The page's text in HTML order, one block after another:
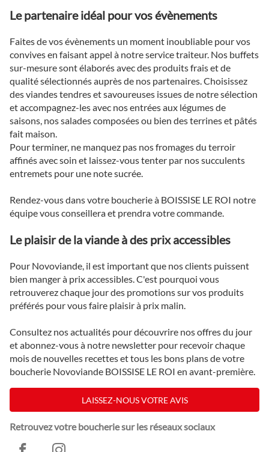
Le partenaire idéal pour vos évènements
Faites de vos évènements un moment inoubliable pour vos
convives en faisant appel à notre service traiteur. Nos buffets
sur-mesure sont élaborés avec des produits frais et de
qualité sélectionnés auprès de nos partenaires. Choisissez
des viandes tendres et savoureuses issues de notre sélection
et accompagnez-les avec nos entrées aux légumes de
saisons, nos salades composées ou bien des terrines et pâtés
fait maison.
Pour terminer, ne manquez pas nos fromages du terroir
affinés avec soin et laissez-vous tenter par nos succulents
entremets pour une note sucrée.
Rendez-vous dans votre boucherie à BOISSISE LE ROI notre
équipe vous conseillera et prendra votre commande.
Le plaisir de la viande à des prix accessibles
Pour Novoviande, il est important que nos clients puissent
bien manger à prix accessibles. C'est pourquoi vous
retrouverez chaque jour des promotions sur vos produits
préférés pour vous faire plaisir à prix malin.
Consultez nos actualités pour découvrire nos offres du jour
et abonnez-vous à notre newsletter pour recevoir chaque
mois de nouvelles recettes et tous les bons plans de votre
boucherie Novoviande BOISSISE LE ROI en avant-première.
LAISSEZ-NOUS VOTRE AVIS
Retrouvez votre boucherie sur les réseaux sociaux